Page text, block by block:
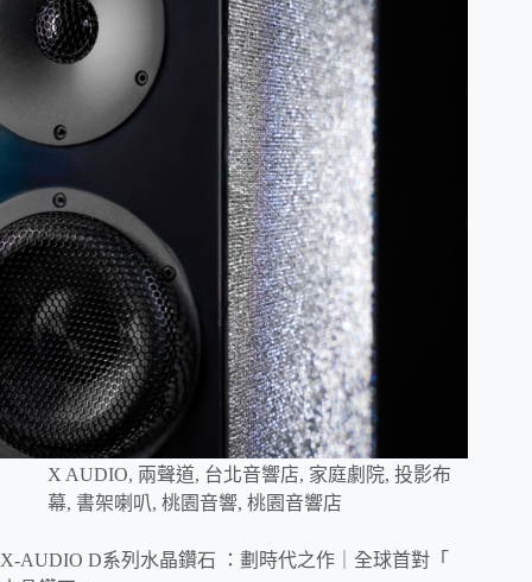
X AUDIO, 兩聲道, 台北音響店, 家庭劇院, 投影布
幕, 書架喇叭, 桃園音響, 桃園音響店
X-AUDIO D系列水晶鑽石 ：劃時代之作｜全球首對「